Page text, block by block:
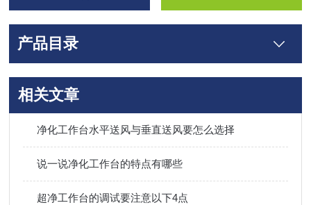
产品目录
相关文章
净化工作台水平送风与垂直送风要怎么选择
说一说净化工作台的特点有哪些
超净工作台的调试要注意以下4点